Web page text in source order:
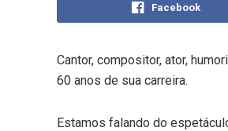
Facebook
Cantor, compositor, ator,
60 anos de sua carreira.
Estamos falando do